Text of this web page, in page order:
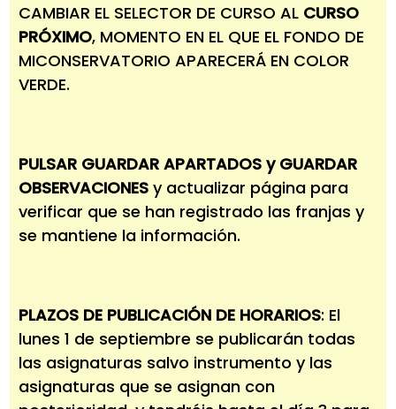
CAMBIAR EL SELECTOR DE CURSO AL CURSO
PRÓXIMO, MOMENTO EN EL QUE EL FONDO DE
MICONSERVATORIO APARECERÁ EN COLOR
VERDE.
PULSAR GUARDAR APARTADOS y GUARDAR
OBSERVACIONES y actualizar página para
verificar que se han registrado las franjas y
se mantiene la información.
PLAZOS DE PUBLICACIÓN DE HORARIOS: El
lunes 1 de septiembre se publicarán todas
las asignaturas salvo instrumento y las
asignaturas que se asignan con